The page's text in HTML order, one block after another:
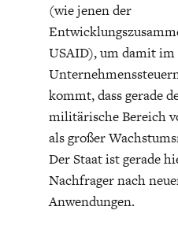
(wie jenen der
USAID), um damit im
kommt, dass gerade
militärische Bereich
als großer
Der Staat ist gerade
Nachfrager nach
Anwendungen.